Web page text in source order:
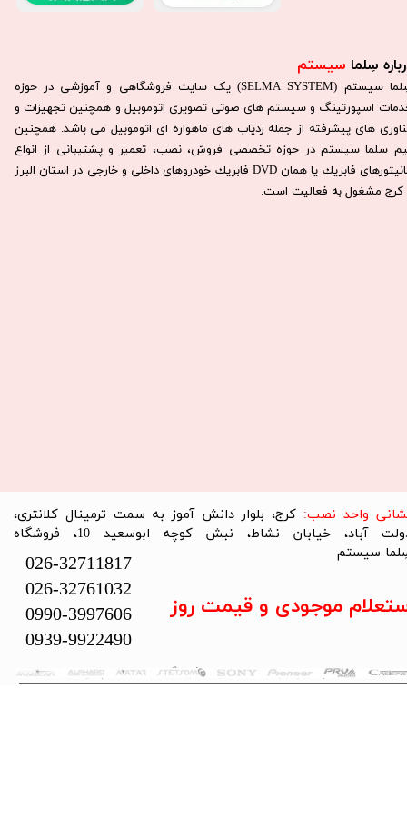
سِلما سیستم​​​​​​​
سِلما سيستم (SELMA SYSTEM) یک سایت فروشگاهی و آموزشی در حوزه
اسپورتینگ و سیستم های صوتی تصویری اتوموبیل و همچنین تجهیزات و
های پیشرفته از جمله ردیاب های ماهواره ای اتوموبیل می باشد. همچنين
سلما سيستم در حوزه تخصصی فروش، نصب، تعمير و پشتيبانی از انواع
مانيتورهای فابريك يا همان DVD فابريك خودروهای داخلی و خارجی در استان البرز
كرج مشغول به فعاليت است.​​​​​​​
تمام حقوق این سایت متعلق به فروشگاه سلما سیستم می‌باشد.
واحد نصب: کرج، بلوار دانش آموز به سمت ترمینال کلانتری،
دولت آباد، خیابان نشاط، نبش کوچه ابوسعید 10، فروشگاه
سیستم​​​​​​​
026-32711817
026-32761032
0990-3997606
0939-9922490
موجودی و قیمت روز